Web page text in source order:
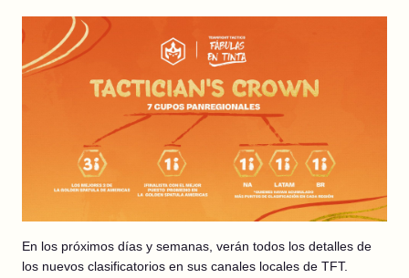
En los próximos días y semanas, verán todos los detalles de
los nuevos clasificatorios en sus canales locales de TFT.